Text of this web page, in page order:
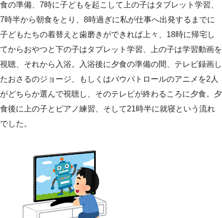
食の準備、7時に子どもを起こして上の子はタブレット学習、
7時半から朝食をとり、8時過ぎに私が仕事へ出発するまでに
子どもたちの着替えと歯磨きができれば上々、18時に帰宅し
てからおやつと下の子はタブレット学習、上の子は学習動画を
視聴、それから入浴。入浴後に夕食の準備の間、テレビ録画し
たおさるのジョージ、もしくはバウパトロールのアニメを2人
がどちらか選んで視聴し、そのテレビが終わるころに夕食。夕
食後に上の子とピアノ練習、そして21時半に就寝という流れ
でした。